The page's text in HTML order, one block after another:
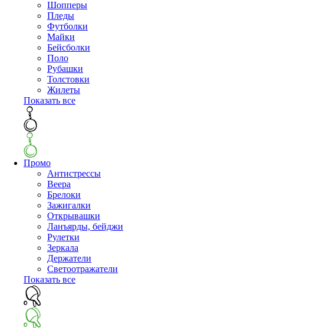
Шопперы
Пледы
Футболки
Майки
Бейсболки
Поло
Рубашки
Толстовки
Жилеты
Показать все
Промо
Антистрессы
Веера
Брелоки
Зажигалки
Открывашки
Ланъярды, бейджи
Рулетки
Зеркала
Держатели
Светоотражатели
Показать все